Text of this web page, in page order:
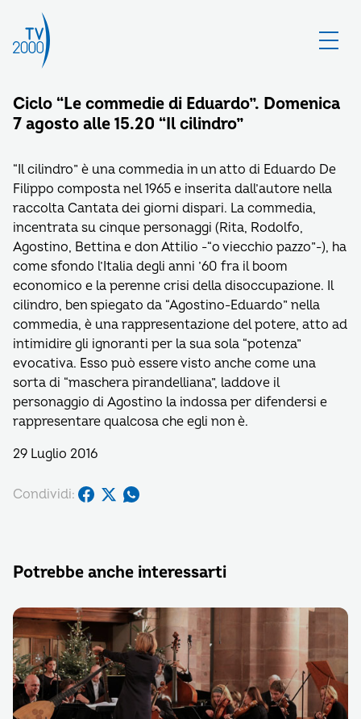
Ciclo “Le commedie di Eduardo”. Domenica
7 agosto alle 15.20 “Il cilindro”
“Il cilindro” è una commedia in un atto di Eduardo De
Filippo composta nel 1965 e inserita dall’autore nella
raccolta Cantata dei giorni dispari. La commedia,
incentrata su cinque personaggi (Rita, Rodolfo,
Agostino, Bettina e don Attilio -“o viecchio pazzo”-), ha
come sfondo l’Italia degli anni ’60 fra il boom
economico e la perenne crisi della disoccupazione. Il
cilindro, ben spiegato da “Agostino-Eduardo” nella
commedia, è una rappresentazione del potere, atto ad
intimidire gli ignoranti per la sua sola “potenza”
evocativa. Esso può essere visto anche come una
sorta di “maschera pirandelliana”, laddove il
personaggio di Agostino la indossa per difendersi e
rappresentare qualcosa che egli non è.
29 Luglio 2016
Condividi:
Potrebbe anche interessarti